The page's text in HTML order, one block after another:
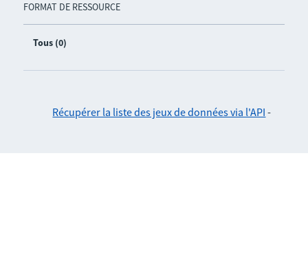
FORMAT DE RESSOURCE
Tous (0)
Récupérer la liste des jeux de données via l'API -